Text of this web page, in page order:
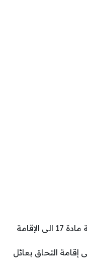
نقل الكفالة من الإقامة الحكومية مادة 17 الى الإقامة
الحكومية مادة 17 الى إقامة التحاق بعائل